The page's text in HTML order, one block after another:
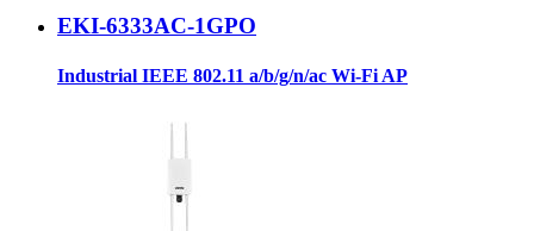
EKI-6333AC-1GPO
Industrial IEEE 802.11 a/b/g/n/ac Wi-Fi AP